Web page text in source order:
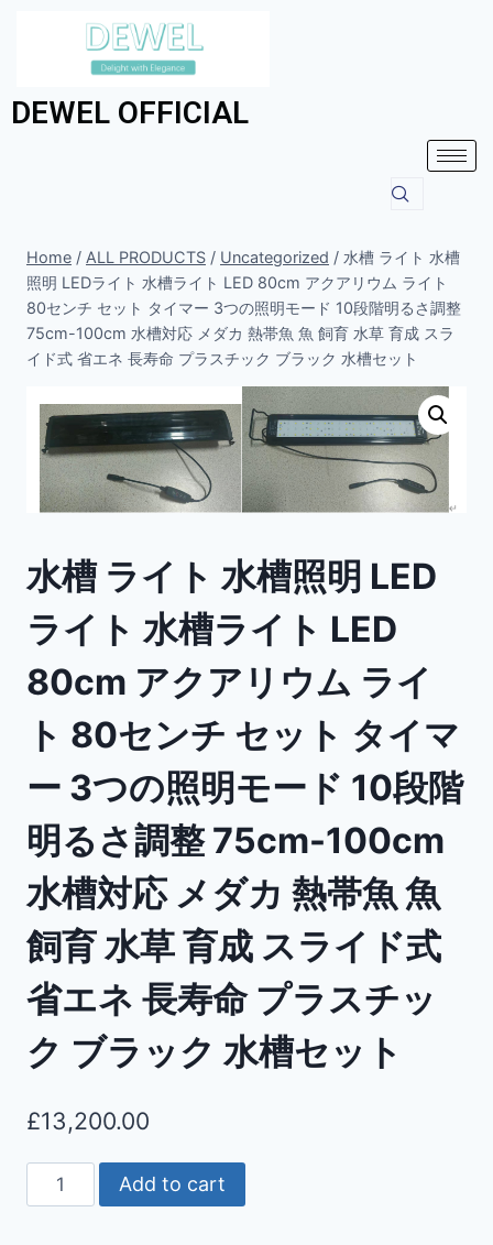
DEWEL OFFICIAL
Home / ALL PRODUCTS / Uncategorized / 水槽 ライト 水槽
照明 LEDライト 水槽ライト LED 80cm アクアリウム ライト
80センチ セット タイマー 3つの照明モード 10段階明るさ調整
75cm-100cm 水槽対応 メダカ 熱帯魚 魚 飼育 水草 育成 スラ
イド式 省エネ 長寿命 プラスチック ブラック 水槽セット
水槽 ライト 水槽照明 LED
ライト 水槽ライト LED
80cm アクアリウム ライ
ト 80センチ セット タイマ
ー 3つの照明モード 10段階
明るさ調整 75cm-100cm
水槽対応 メダカ 熱帯魚 魚
飼育 水草 育成 スライド式
省エネ 長寿命 プラスチッ
ク ブラック 水槽セット
£13,200.00
Add to cart